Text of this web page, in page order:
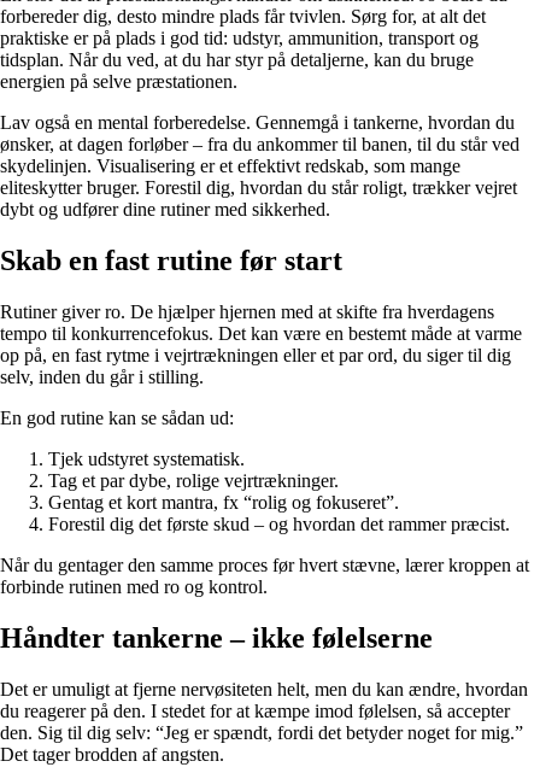
forbereder dig, desto mindre plads får tvivlen. Sørg for, at alt det
praktiske er på plads i god tid: udstyr, ammunition, transport og
tidsplan. Når du ved, at du har styr på detaljerne, kan du bruge
energien på selve præstationen.
Lav også en mental forberedelse. Gennemgå i tankerne, hvordan du
ønsker, at dagen forløber – fra du ankommer til banen, til du står ved
skydelinjen. Visualisering er et effektivt redskab, som mange
eliteskytter bruger. Forestil dig, hvordan du står roligt, trækker vejret
dybt og udfører dine rutiner med sikkerhed.
Skab en fast rutine før start
Rutiner giver ro. De hjælper hjernen med at skifte fra hverdagens
tempo til konkurrencefokus. Det kan være en bestemt måde at varme
op på, en fast rytme i vejrtrækningen eller et par ord, du siger til dig
selv, inden du går i stilling.
En god rutine kan se sådan ud:
Tjek udstyret systematisk.
Tag et par dybe, rolige vejrtrækninger.
Gentag et kort mantra, fx “rolig og fokuseret”.
Forestil dig det første skud – og hvordan det rammer præcist.
Når du gentager den samme proces før hvert stævne, lærer kroppen at
forbinde rutinen med ro og kontrol.
Håndter tankerne – ikke følelserne
Det er umuligt at fjerne nervøsiteten helt, men du kan ændre, hvordan
du reagerer på den. I stedet for at kæmpe imod følelsen, så accepter
den. Sig til dig selv: “Jeg er spændt, fordi det betyder noget for mig.”
Det tager brodden af angsten.